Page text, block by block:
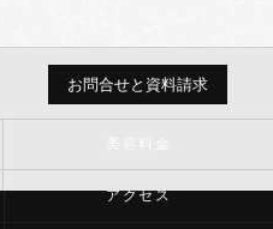
お問合せと資料請求
アクセス